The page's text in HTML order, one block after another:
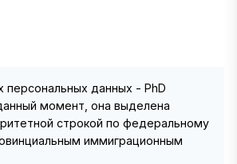
персональных данных - PhD
момент, она выделена
строкой по федеральному
иммиграционным